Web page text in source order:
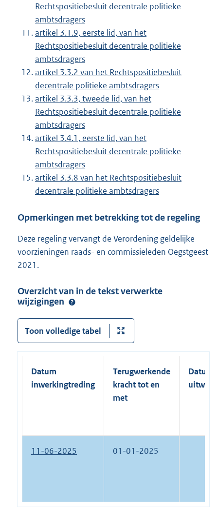
Rechtspositiebesluit decentrale politieke
ambtsdragers
artikel 3.1.9, eerste lid, van het
Rechtspositiebesluit decentrale politieke
ambtsdragers
artikel 3.3.2 van het Rechtspositiebesluit
decentrale politieke ambtsdragers
artikel 3.3.3, tweede lid, van het
Rechtspositiebesluit decentrale politieke
ambtsdragers
artikel 3.4.1, eerste lid, van het
Rechtspositiebesluit decentrale politieke
ambtsdragers
artikel 3.3.8 van het Rechtspositiebesluit
decentrale politieke ambtsdragers
Opmerkingen met betrekking tot de regeling
Deze regeling vervangt de Verordening geldelijke
voorzieningen raads- en commissieleden Oegstgeest
2021.
Overzicht van in de tekst verwerkte
wijzigingen
Toon volledige tabel
Datum
inwerkingtreding
Terugwerkende
kracht tot en
met
Datum
11-06-2025 01-01-2025